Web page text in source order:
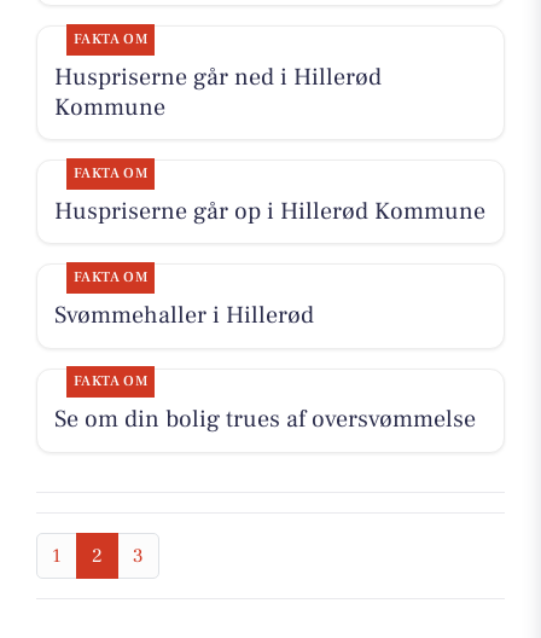
FAKTA OM
Huspriserne går ned i Hillerød
Kommune
FAKTA OM
Huspriserne går op i Hillerød Kommune
FAKTA OM
Svømmehaller i Hillerød
FAKTA OM
Se om din bolig trues af oversvømmelse
1 2 3